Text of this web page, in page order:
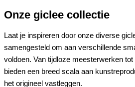
Onze giclee collectie
Laat je inspireren door onze diverse
samengesteld om aan verschillende
voldoen. Van tijdloze meesterwerken
bieden een breed scala aan
het origineel vastleggen.